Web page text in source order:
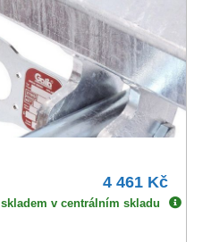
4 461 Kč
skladem v centrálním skladu